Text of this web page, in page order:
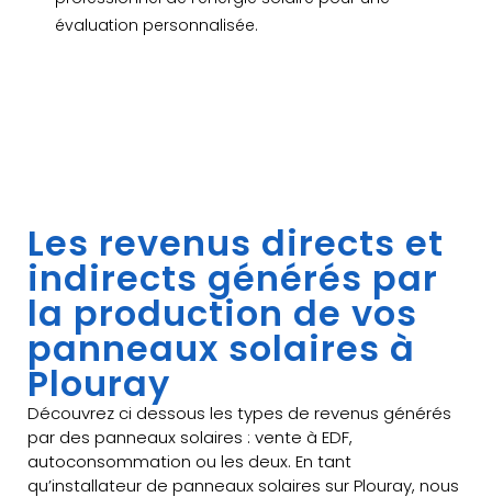
évaluation personnalisée.
Les revenus directs et
indirects générés par
la production de vos
panneaux solaires à
Plouray
Découvrez ci dessous les types de revenus générés
par des panneaux solaires : vente à EDF,
autoconsommation ou les deux. En tant
qu’installateur de panneaux solaires sur Plouray, nous